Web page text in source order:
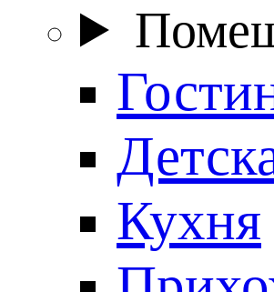
Кухня